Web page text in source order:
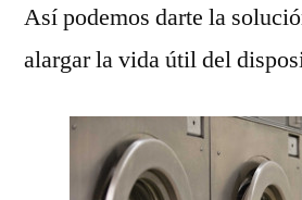
Así podemos darte la
alargar la vida útil del